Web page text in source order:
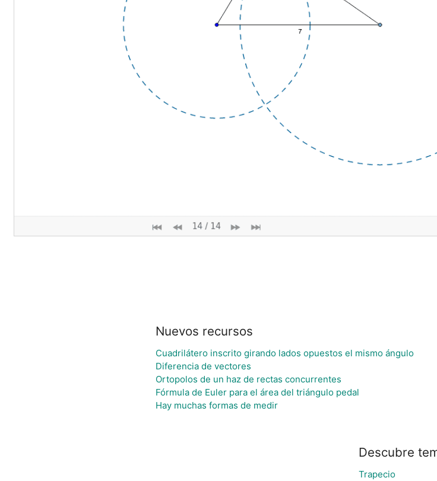
Nuevos recursos
Cuadrilátero inscrito girando lados opuestos el mismo ángulo
Diferencia de vectores
Ortopolos de un haz de rectas concurrentes
Fórmula de Euler para el área del triángulo pedal
Hay muchas formas de medir
Descubre
Trapecio